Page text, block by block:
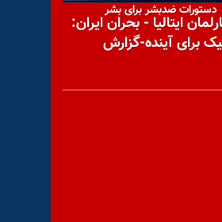
دستورات ضدبشر برای بشر
ایتالیا - بحران ایران:
برای آینده-گزارش